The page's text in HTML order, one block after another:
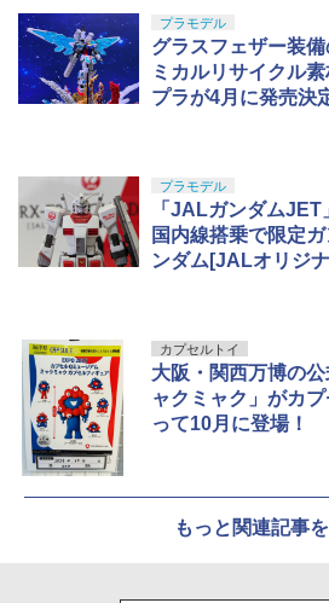
プラモデル
グラスフェザー装
ミカルリサイクル
プラが4月に発売決
プラモデル
「JALガンダム
国内線搭乗で限定
ンダム[JALオリジ
カプセルトイ
大阪・関西万博の
ャクミャク」がカ
って10月に登場！
もっと関連記事